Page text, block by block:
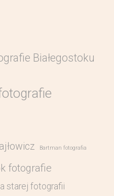
Białegostoku
Bartman fotografia
fotografie
starej fotografii